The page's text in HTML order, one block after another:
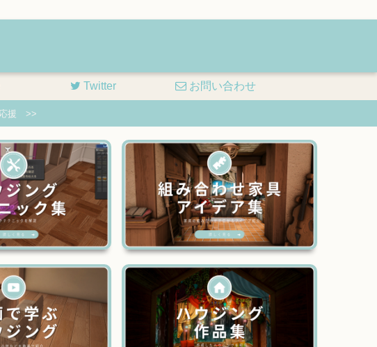
Twitter お問い合わせ
応援 >>